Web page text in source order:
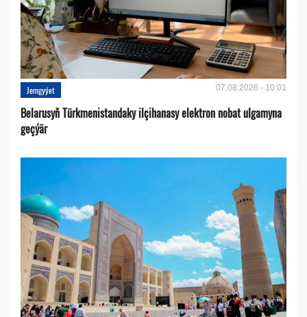
Jemgyýet 07.08.2026 - 10:01
Belarusyň Türkmenistandaky ilçihanasy elektron nobat ulgamyna
geçýär